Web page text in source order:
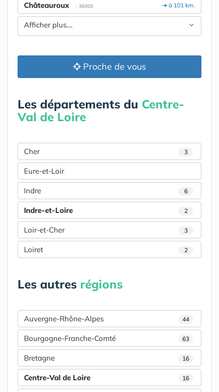
➔ à 101 km.
Châteauroux - 36000
Afficher plus....
Proche de vous
Les départements du Centre-
Val de Loire
Cher 3
Eure-et-Loir
Indre 6
Indre-et-Loire 2
Loir-et-Cher 3
Loiret 2
Les autres régions
Auvergne-Rhône-Alpes 44
Bourgogne-Franche-Comté 63
Bretagne 16
Centre-Val de Loire 16